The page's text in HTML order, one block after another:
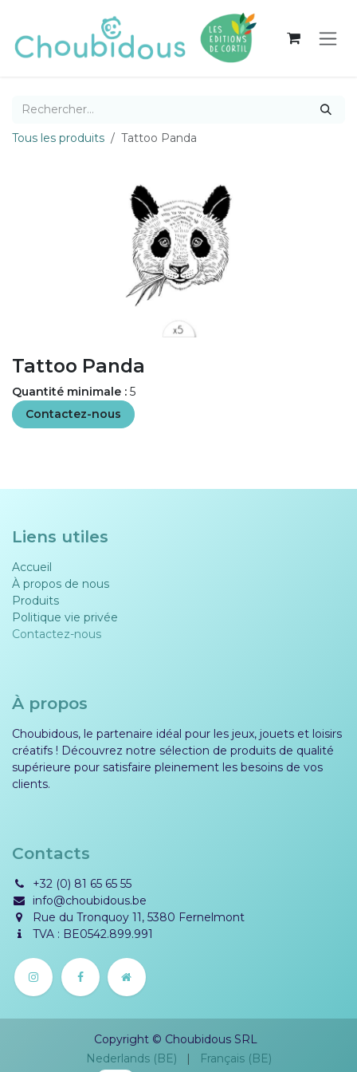
Tous les produits Tattoo Panda
Tattoo Panda
Quantité minimale : 5
Contactez-nous
Liens utiles
Accueil
À propos de nous
Produits
Politique vie privée​​
Contactez-nous
À propos
Choubidous, le partenaire idéal pour les jeux, jouets et loisirs
créatifs ! Découvrez notre sélection de produits de qualité
supérieure pour satisfaire pleinement les besoins de vos
clients.
Contacts
+32 (0) 81 65 65 55
info@choubidous.be
Rue du Tronquoy 11, 5380 Fernelmont
TVA : BE0542.899.991
Copyright © Choubidous SRL
Nederlands (BE)
Français (BE)